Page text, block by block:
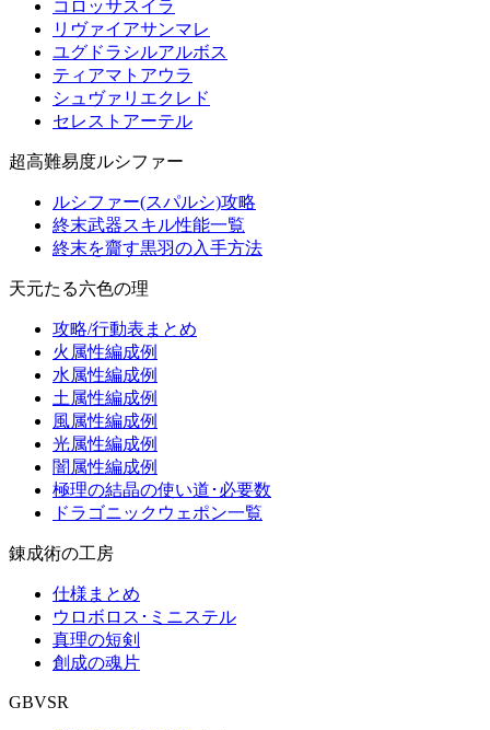
コロッサスイラ
リヴァイアサンマレ
ユグドラシルアルボス
ティアマトアウラ
シュヴァリエクレド
セレストアーテル
超高難易度ルシファー
ルシファー(スパルシ)攻略
終末武器スキル性能一覧
終末を齎す黒羽の入手方法
天元たる六色の理
攻略/行動表まとめ
火属性編成例
水属性編成例
土属性編成例
風属性編成例
光属性編成例
闇属性編成例
極理の結晶の使い道･必要数
ドラゴニックウェポン一覧
錬成術の工房
仕様まとめ
ウロボロス･ミニステル
真理の短剣
創成の魂片
GBVSR